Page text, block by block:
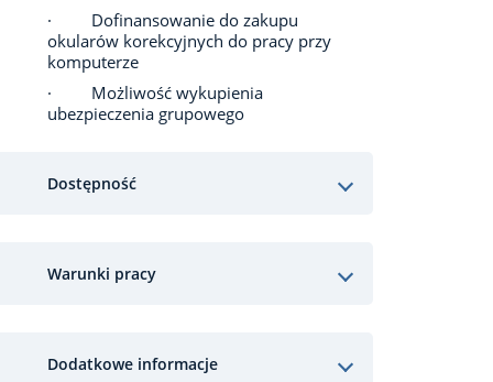
· Dofinansowanie do zakupu
okularów korekcyjnych do pracy przy
komputerze
· Możliwość wykupienia
ubezpieczenia grupowego
Dostępność
Warunki pracy
Dodatkowe informacje